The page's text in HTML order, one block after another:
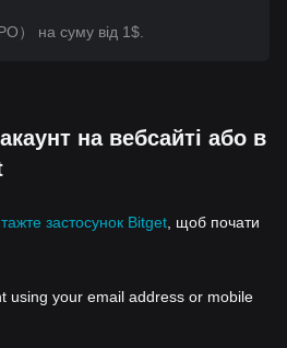
） на суму від 1$.
на вебсайті або в
застосунок Bitget , щоб почати
using your email address or mobile